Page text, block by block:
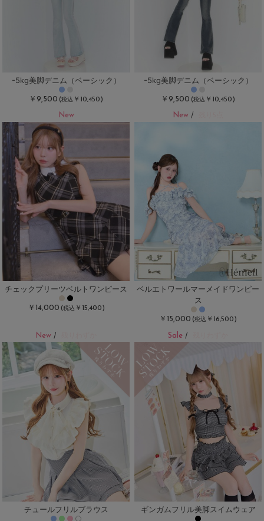
-5kg美脚デニム（ベーシック）
￥9,500 (税込 ￥10,450)
-5kg美脚デニム（ベーシック）
￥9,500 (税込 ￥10,450)
New
チェックプリーツベルトワンピース
￥14,000 (税込 ￥15,400)
New /
ベルエトワールマーメイドワンピー
ス
￥15,000 (税込 ￥16,500)
New /
チュールフリルブラウス
Sale /
ギンガムフリル美脚スイムウェア